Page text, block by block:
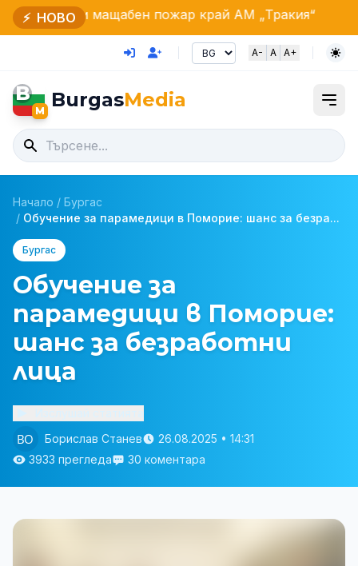
⚡ НОВОпожар край АМ „Тракия“ НАТО подсилва
A- A A+
B
M BurgasMedia
Начало / Бургас
/ Обучение за парамедици в Поморие: шанс за безра...
Бургас
Обучение за
парамедици в Поморие:
шанс за безработни
лица
Борислав Станев
26.08.2025 • 14:31
3933 прегледа
30 коментара